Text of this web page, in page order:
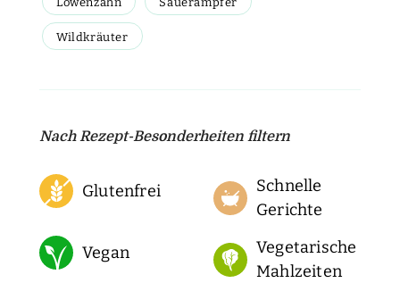
Wildkräuter
Nach Rezept-Besonderheiten filtern
Glutenfrei
Schnelle
Gerichte
Vegan
Vegetarische
Mahlzeiten